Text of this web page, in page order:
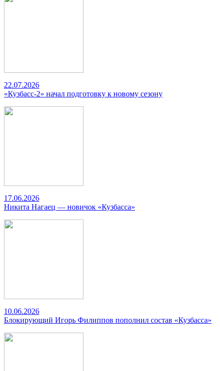
22.07.2026
«Кузбасс-2» начал подготовку к новому сезону
17.06.2026
Никита Нагаец — новичок «Кузбасса»
10.06.2026
Блокирующий Игорь Филиппов пополнил состав «Кузбасса»